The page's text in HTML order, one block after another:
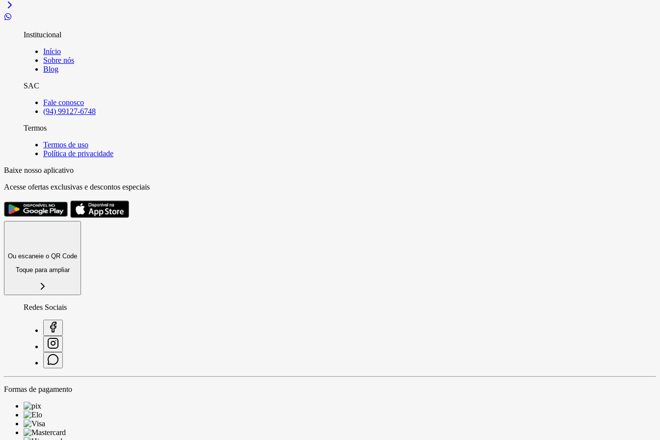
Institucional
Início
Sobre nós
Blog
SAC
Fale conosco
(94) 99127-6748
Termos
Termos de uso
Política de privacidade
Baixe nosso aplicativo
Acesse ofertas exclusivas e descontos especiais
Ou escaneie o QR Code
Toque para ampliar
Redes Sociais
Formas de pagamento